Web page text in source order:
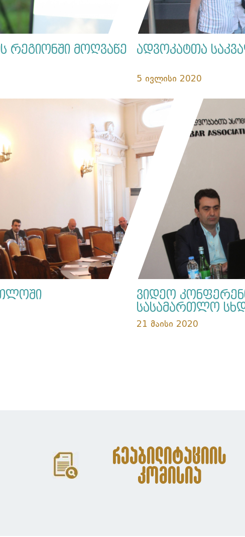
რეგიონში მოღვაწე
ადვოკატთა
5 ივლისი 2020
ვიდეო
სასამართლო
21 მაისი 2020
რეაბილიტაციის
კომისია